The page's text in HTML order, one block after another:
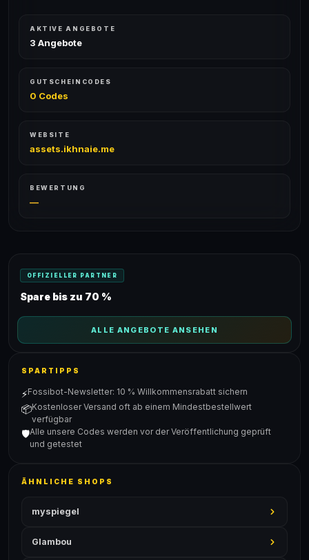
AKTIVE ANGEBOTE
3 Angebote
GUTSCHEINCODES
0 Codes
WEBSITE
assets.ikhnaie.me
BEWERTUNG
—
OFFIZIELLER PARTNER
Spare bis zu 70 %
ALLE ANGEBOTE ANSEHEN
SPARTIPPS
⚡Fossibot-Newsletter: 10 % Willkommensrabatt sichern
📦Kostenloser Versand oft ab einem Mindestbestellwert
verfügbar
🛡️Alle unsere Codes werden vor der Veröffentlichung geprüft
und getestet
ÄHNLICHE SHOPS
myspiegel
Glambou